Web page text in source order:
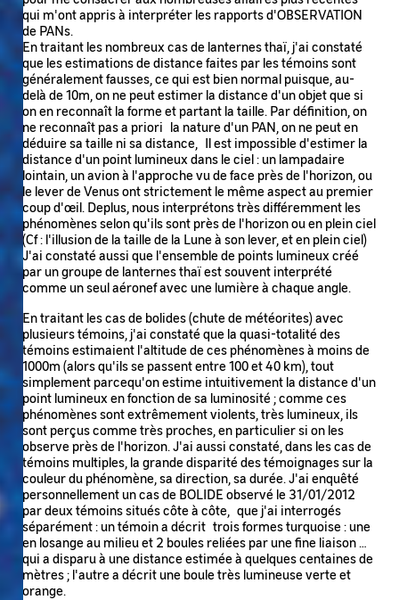
qui m'ont appris à interpréter les rapports d'OBSERVATION
de PANs.
En traitant les nombreux cas de lanternes thaï, j'ai constaté
que les estimations de distance faites par les témoins sont
généralement fausses, ce qui est bien normal puisque, au-
delà de 10m, on ne peut estimer la distance d'un objet que si
on en reconnaît la forme et partant la taille. Par définition, on
ne reconnaît pas a priori la nature d'un PAN, on ne peut en
déduire sa taille ni sa distance, Il est impossible d'estimer la
distance d'un point lumineux dans le ciel : un lampadaire
lointain, un avion à l'approche vu de face près de l'horizon, ou
le lever de Venus ont strictement le même aspect au premier
coup d'œil. Deplus, nous interprétons très différemment les
phénomènes selon qu'ils sont près de l'horizon ou en plein ciel
(Cf : l'illusion de la taille de la Lune à son lever, et en plein ciel)
J'ai constaté aussi que l'ensemble de points lumineux créé
par un groupe de lanternes thaï est souvent interprété
comme un seul aéronef avec une lumière à chaque angle.
En traitant les cas de bolides (chute de météorites) avec
plusieurs témoins, j'ai constaté que la quasi-totalité des
témoins estimaient l'altitude de ces phénomènes à moins de
1000m (alors qu'ils se passent entre 100 et 40 km), tout
simplement parcequ'on estime intuitivement la distance d'un
point lumineux en fonction de sa luminosité ; comme ces
phénomènes sont extrêmement violents, très lumineux, ils
sont perçus comme très proches, en particulier si on les
observe près de l'horizon. J'ai aussi constaté, dans les cas de
témoins multiples, la grande disparité des témoignages sur la
couleur du phénomène, sa direction, sa durée. J'ai enquêté
personnellement un cas de BOLIDE observé le 31/01/2012
par deux témoins situés côte à côte, que j'ai interrogés
séparément : un témoin a décrit trois formes turquoise : une
en losange au milieu et 2 boules reliées par une fine liaison …
qui a disparu à une distance estimée à quelques centaines de
mètres ; l'autre a décrit une boule très lumineuse verte et
orange.